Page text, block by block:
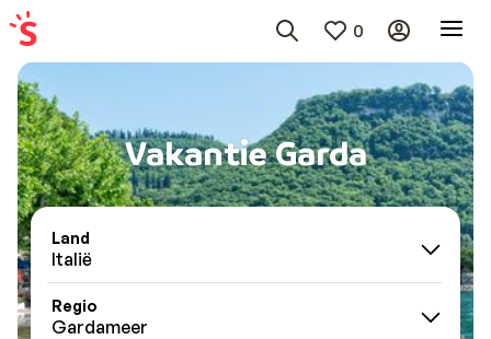
0
Vakantie Garda
Land
Italië
Regio
Gardameer